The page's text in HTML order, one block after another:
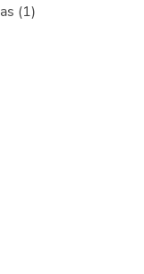
(1)